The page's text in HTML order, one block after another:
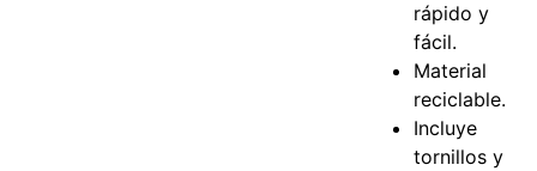
rápido y
fácil.
Material
reciclable.
Incluye
tornillos y